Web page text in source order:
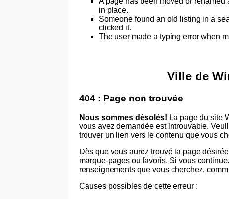
in place.
Someone found an old listing in a
clicked it.
The user made a typing error when
Ville de
404 : Page non trouvée
Nous sommes désolés! La page du site
vous avez demandée est introuvable.
trouver un lien vers le contenu que vous
Dès que vous aurez trouvé la page
marque-pages ou favoris. Si vous
renseignements que vous cherchez,
Causes possibles de cette erreur :